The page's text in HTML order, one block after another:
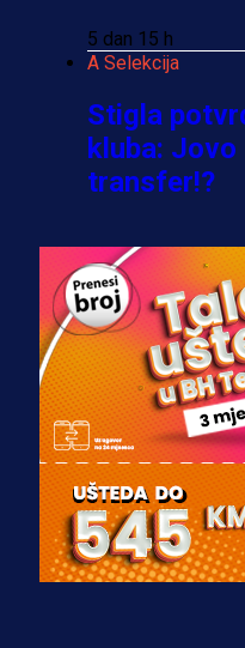
5 dan 15 h
A Selekcija
Stigla
kluba:
transfer!?
A Selekcija
Zmajevi
Fudbaler
dres BiH!
3 sedmica 5 dan
Premijer liga BiH
Misimović
za pranje
prostorije